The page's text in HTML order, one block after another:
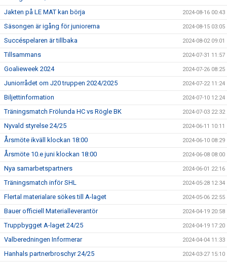
Jakten på LE MAT kan börja 2024-08-16 00:43
Säsongen är igång för juniorerna 2024-08-15 03:05
Succéspelaren är tillbaka 2024-08-02 09:01
Tillsammans 2024-07-31 11:57
Goalieweek 2024 2024-07-26 08:25
Juniorrådet om J20 truppen 2024/2025 2024-07-22 11:24
Biljettinformation 2024-07-10 12:24
Träningsmatch Frölunda HC vs Rögle BK 2024-07-03 22:32
Nyvald styrelse 24/25 2024-06-11 10:11
Årsmöte ikväll klockan 18:00 2024-06-10 08:29
Årsmöte 10.e juni klockan 18:00 2024-06-08 08:00
Nya samarbetspartners 2024-06-01 22:16
Träningsmatch inför SHL 2024-05-28 12:34
Flertal materialare sökes till A-laget 2024-05-06 22:55
Bauer officiell Materialleverantör 2024-04-19 20:58
Truppbygget A-laget 24/25 2024-04-19 17:20
Valberedningen Informerar 2024-04-04 11:33
Hanhals partnerbroschyr 24/25 2024-03-27 15:10